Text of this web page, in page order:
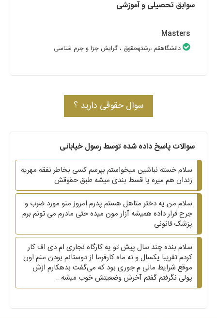
سوابق تحصیلی و آموزشی
Masters
دانشگاهقم ،رشتهحقوق ، گرایش جزا و جرم شناسی
سوال حقوقی دارید ؟
سوالات پاسخ داده شده توسط رسول خیابانی
سلام خسته نباشین میخواستم بپرسم کسی بخاطر نفقه مهریه
زندان هم میره یا قسط بندی میشه طبق حقوقش
سلام من یه دختر متاهل هستم پدرم امروز منو مورد ضرب و
جرح قرار داده همیشه آزار مون میده حتی مادرم می تونم برم
پزشک قانونی
سلام بنده چند سال پیش تو یه کارگاه نجاری ام دی اف کار
کردم تقریبا یکسال و نه ماه کارفرما از دوستانم بودن منم اون
موقع شرایط مالی م جوری بود که می‌گفت بدهکارم ازش
پولی نگرفتم گفتم آخرش وضعیتش خوب میشه...